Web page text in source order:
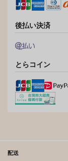
後払い決済
とらコイン
配送